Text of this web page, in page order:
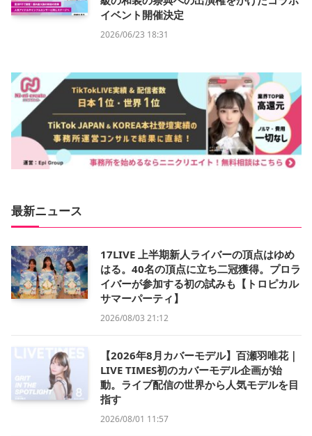
イベント開催決定
2026/06/23 18:31
最新ニュース
17LIVE 上半期新人ライバーの頂点はゆめ
はる。40名の頂点に立ち二冠獲得。プロラ
イバーが参加する初の試みも【トロピカル
サマーパーティ】
2026/08/03 21:12
【2026年8月カバーモデル】百瀬羽唯花｜
LIVE TIMES初のカバーモデル企画が始
動。ライブ配信の世界から人気モデルを目
指す
2026/08/01 11:57